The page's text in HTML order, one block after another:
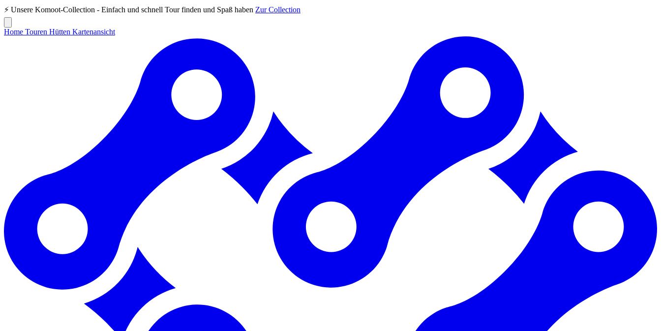
⚡ Unsere Komoot-Collection - Einfach und schnell Tour finden und Spaß haben Zur Collection
Home Touren Hütten Kartenansicht